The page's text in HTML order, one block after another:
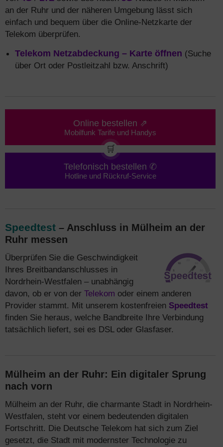
an der Ruhr und der näheren Umgebung lässt sich
einfach und bequem über die Online-Netzkarte der
Telekom überprüfen.
Telekom Netzabdeckung – Karte öffnen (Suche
über Ort oder Postleitzahl bzw. Anschrift)
Online bestellen ⇗
Mobilfunk Tarife und Handys
🛒
Telefonisch bestellen ✆
Hotline und Rückruf-Service
Speedtest – Anschluss in Mülheim an der
Ruhr messen
Überprüfen Sie die Geschwindigkeit
Ihres Breitbandanschlusses in
Nordrhein-Westfalen – unabhängig
davon, ob er von der Telekom oder einem anderen
Provider stammt. Mit unserem kostenfreien Speedtest
finden Sie heraus, welche Bandbreite Ihre Verbindung
tatsächlich liefert, sei es DSL oder Glasfaser.
Mülheim an der Ruhr: Ein digitaler Sprung
nach vorn
Mülheim an der Ruhr, die charmante Stadt in Nordrhein-
Westfalen, steht vor einem bedeutenden digitalen
Fortschritt. Die Deutsche Telekom hat sich zum Ziel
gesetzt, die Stadt mit modernster Technologie zu